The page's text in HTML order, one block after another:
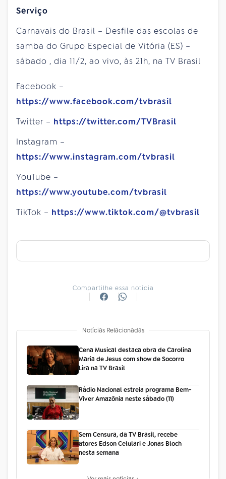
Serviço
Carnavais do Brasil – Desfile das escolas de
samba do Grupo Especial de Vitória (ES) –
sábado , dia 11/2, ao vivo, às 21h, na TV Brasil
Facebook –
https://www.facebook.com/tvbrasil
Twitter – https://twitter.com/TVBrasil
Instagram –
https://www.instagram.com/tvbrasil
YouTube –
https://www.youtube.com/tvbrasil
TikTok – https://www.tiktok.com/@tvbrasil
Compartilhe essa notícia
Notícias Relacionadas
Cena Musical destaca obra de Carolina
Maria de Jesus com show de Socorro
Lira na TV Brasil
Rádio Nacional estreia programa Bem-
Viver Amazônia neste sábado (11)
Sem Censura, da TV Brasil, recebe
atores Edson Celulari e Jonas Bloch
nesta semana